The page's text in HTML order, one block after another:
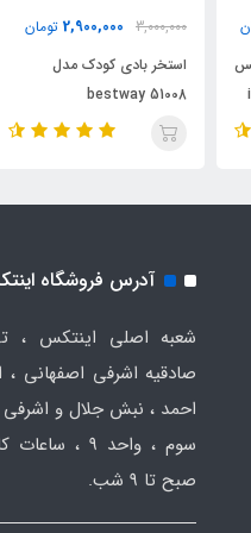
3,000,000
2,900,000 تومان
استخر بادی کودک مدل
bestway 51008
آدرس فروشگاه
شعبه اصلی اینتکس ،
صادقیه اشرفی اصفهانی ،
صبح تا ۹ شب.